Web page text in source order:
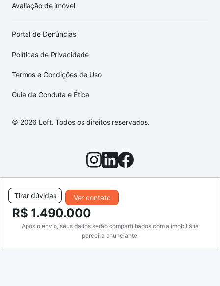
Ver contato
Tirar dúvidas
R$ 1.490.000
Após o envio, seus dados serão compartilhados com a imobiliária
parceira anunciante.
Avaliação de imóvel
Portal de Denúncias
Políticas de Privacidade
Termos e Condições de Uso
Guia de Conduta e Ética
© 2026 Loft. Todos os direitos reservados.